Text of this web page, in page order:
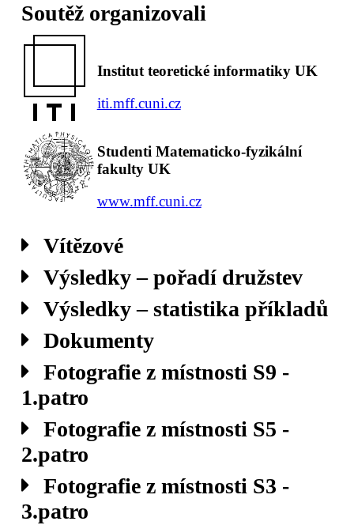
Soutěž organizovali
Institut teoretické informatiky UK
iti.mff.cuni.cz
Studenti Matematicko-fyzikální
fakulty UK
www.mff.cuni.cz
Vítězové
Výsledky – pořadí družstev
Výsledky – statistika příkladů
Dokumenty
Fotografie z místnosti S9 -
1.patro
Fotografie z místnosti S5 -
2.patro
Fotografie z místnosti S3 -
3.patro